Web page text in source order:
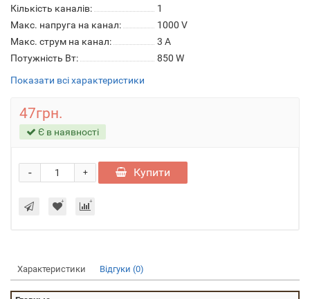
Кількість каналів:
1
Макс. напруга на канал:
1000 V
Макс. струм на канал:
3 A
Потужність Вт:
850 W
Показати всі характеристики
47грн.
Є в наявності
+
- Купити
Характеристики Відгуки (0)